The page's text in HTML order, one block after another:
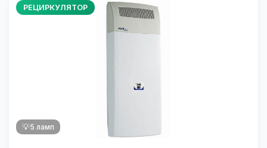
РЕЦИРКУЛЯТОР
💡5 ламп